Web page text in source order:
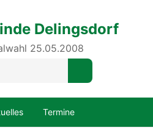
Delingsdorf
25.05.2008
Termine